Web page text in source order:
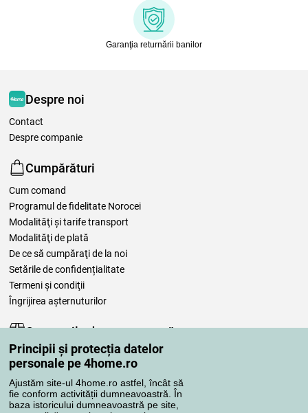
Principii și protecția datelor
personale pe 4home.ro
Ajustăm site-ul 4home.ro astfel, încât să
fie conform activității dumneavoastră. În
baza istoricului dumneavoastră pe site,
Garanţia returnării banilor
Despre noi
Contact
Despre companie
Cumpărături
Cum comand
Programul de fidelitate Norocei
Modalităţi şi tarife transport
Modalităţi de plată
De ce să cumpăraţi de la noi
Setările de confidențialitate
Termeni şi condiţii
Îngrijirea așternuturilor
Comenzile dumneavoastră
Contul meu
Revizuirea comenzilor
Reclamaţii
Retragere de la contract